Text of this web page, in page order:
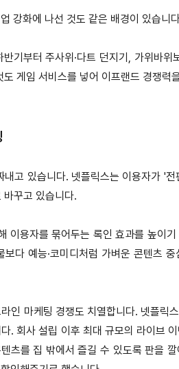
강화에 나선 것도 같은 배경이 있습니
기부터 주사위·다트 던지기, 가위바위
게임 서비스를 넣어 이프랜드 경쟁력
고 있습니다. 넷플릭스는 이용자가 '
꾸고 있습니다.
용자를 묶어두는 록인 효과를 높이기
다 예능·코미디처럼 가벼운 콘텐츠
인 마케팅 경쟁도 치열합니다. 넷플릭
다.회사 설립 이후 최대 규모의 라이브
츠를 집 밖에서 즐길 수 있도록 판을 깔